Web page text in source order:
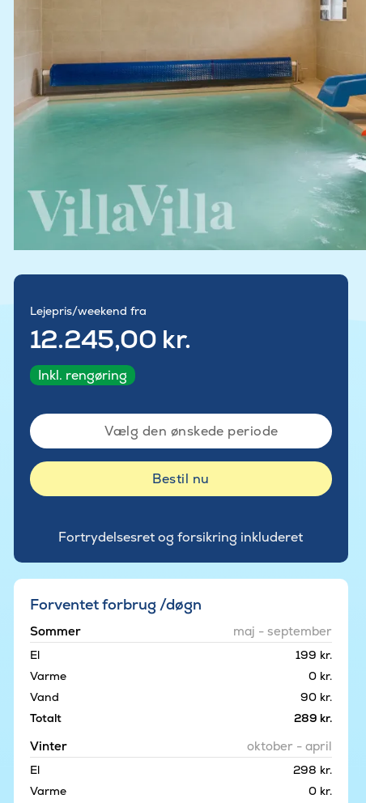
Lejepris/weekend fra
12.245,00 kr.
Inkl. rengøring
Vælg den ønskede periode
Bestil nu
Fortrydelsesret og forsikring inkluderet
Forventet forbrug /døgn
Sommer maj - september
El
199 kr.
Varme
0 kr.
Vand
90 kr.
Totalt
289 kr.
Vinter oktober - april
El
298 kr.
Varme
0 kr.